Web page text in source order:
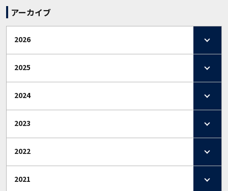
アーカイブ
2026
2025
2024
2023
2022
2021